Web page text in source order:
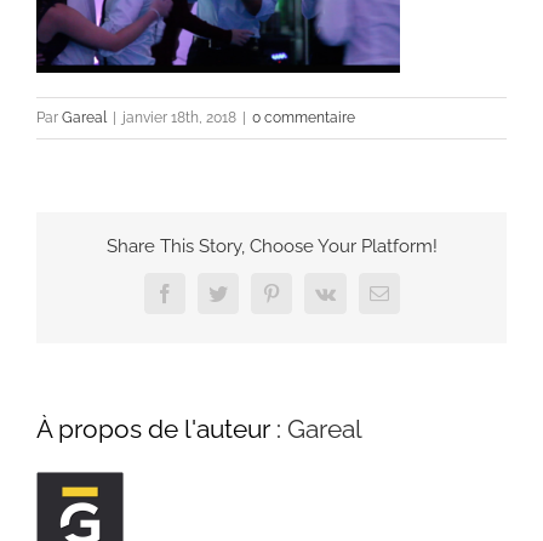
Par Gareal janvier 18th, 2018 0 commentaire
Share This Story, Choose Your Platform!
FacebookTwitterPinterest
Vk Email
À propos de l'auteur : Gareal